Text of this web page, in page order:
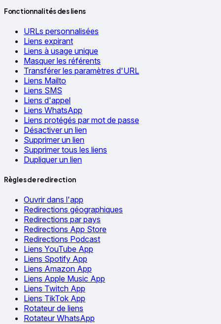
Fonctionnalités des liens
URLs personnalisées
Liens expirant
Liens à usage unique
Masquer les référents
Transférer les paramètres d'URL
Liens Mailto
Liens SMS
Liens d'appel
Liens WhatsApp
Liens protégés par mot de passe
Désactiver un lien
Supprimer un lien
Supprimer tous les liens
Dupliquer un lien
Règles de redirection
Ouvrir dans l'app
Redirections géographiques
Redirections par pays
Redirections App Store
Redirections Podcast
Liens YouTube App
Liens Spotify App
Liens Amazon App
Liens Apple Music App
Liens Twitch App
Liens TikTok App
Rotateur de liens
Rotateur WhatsApp